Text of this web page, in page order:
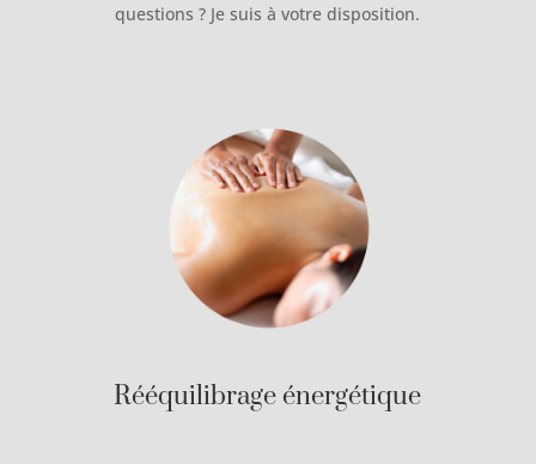
questions ? Je suis à votre disposition.
Rééquilibrage énergétique